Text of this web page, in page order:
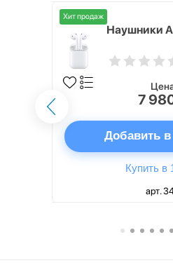
Хит продаж
Наушники
7
Добавить в
Купить в
арт.